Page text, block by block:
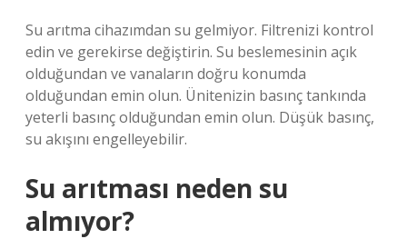
Su arıtma cihazımdan su gelmiyor. Filtrenizi kontrol
edin ve gerekirse değiştirin. Su beslemesinin açık
olduğundan ve vanaların doğru konumda
olduğundan emin olun. Ünitenizin basınç tankında
yeterli basınç olduğundan emin olun. Düşük basınç,
su akışını engelleyebilir.
Su arıtması neden su
almıyor?